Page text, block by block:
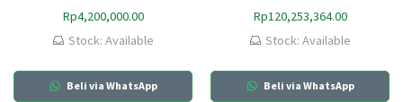
Rp4,200,000.00
Stock: Available
Beli via WhatsApp
Rp120,253,364.00
Stock: Available
Beli via WhatsApp